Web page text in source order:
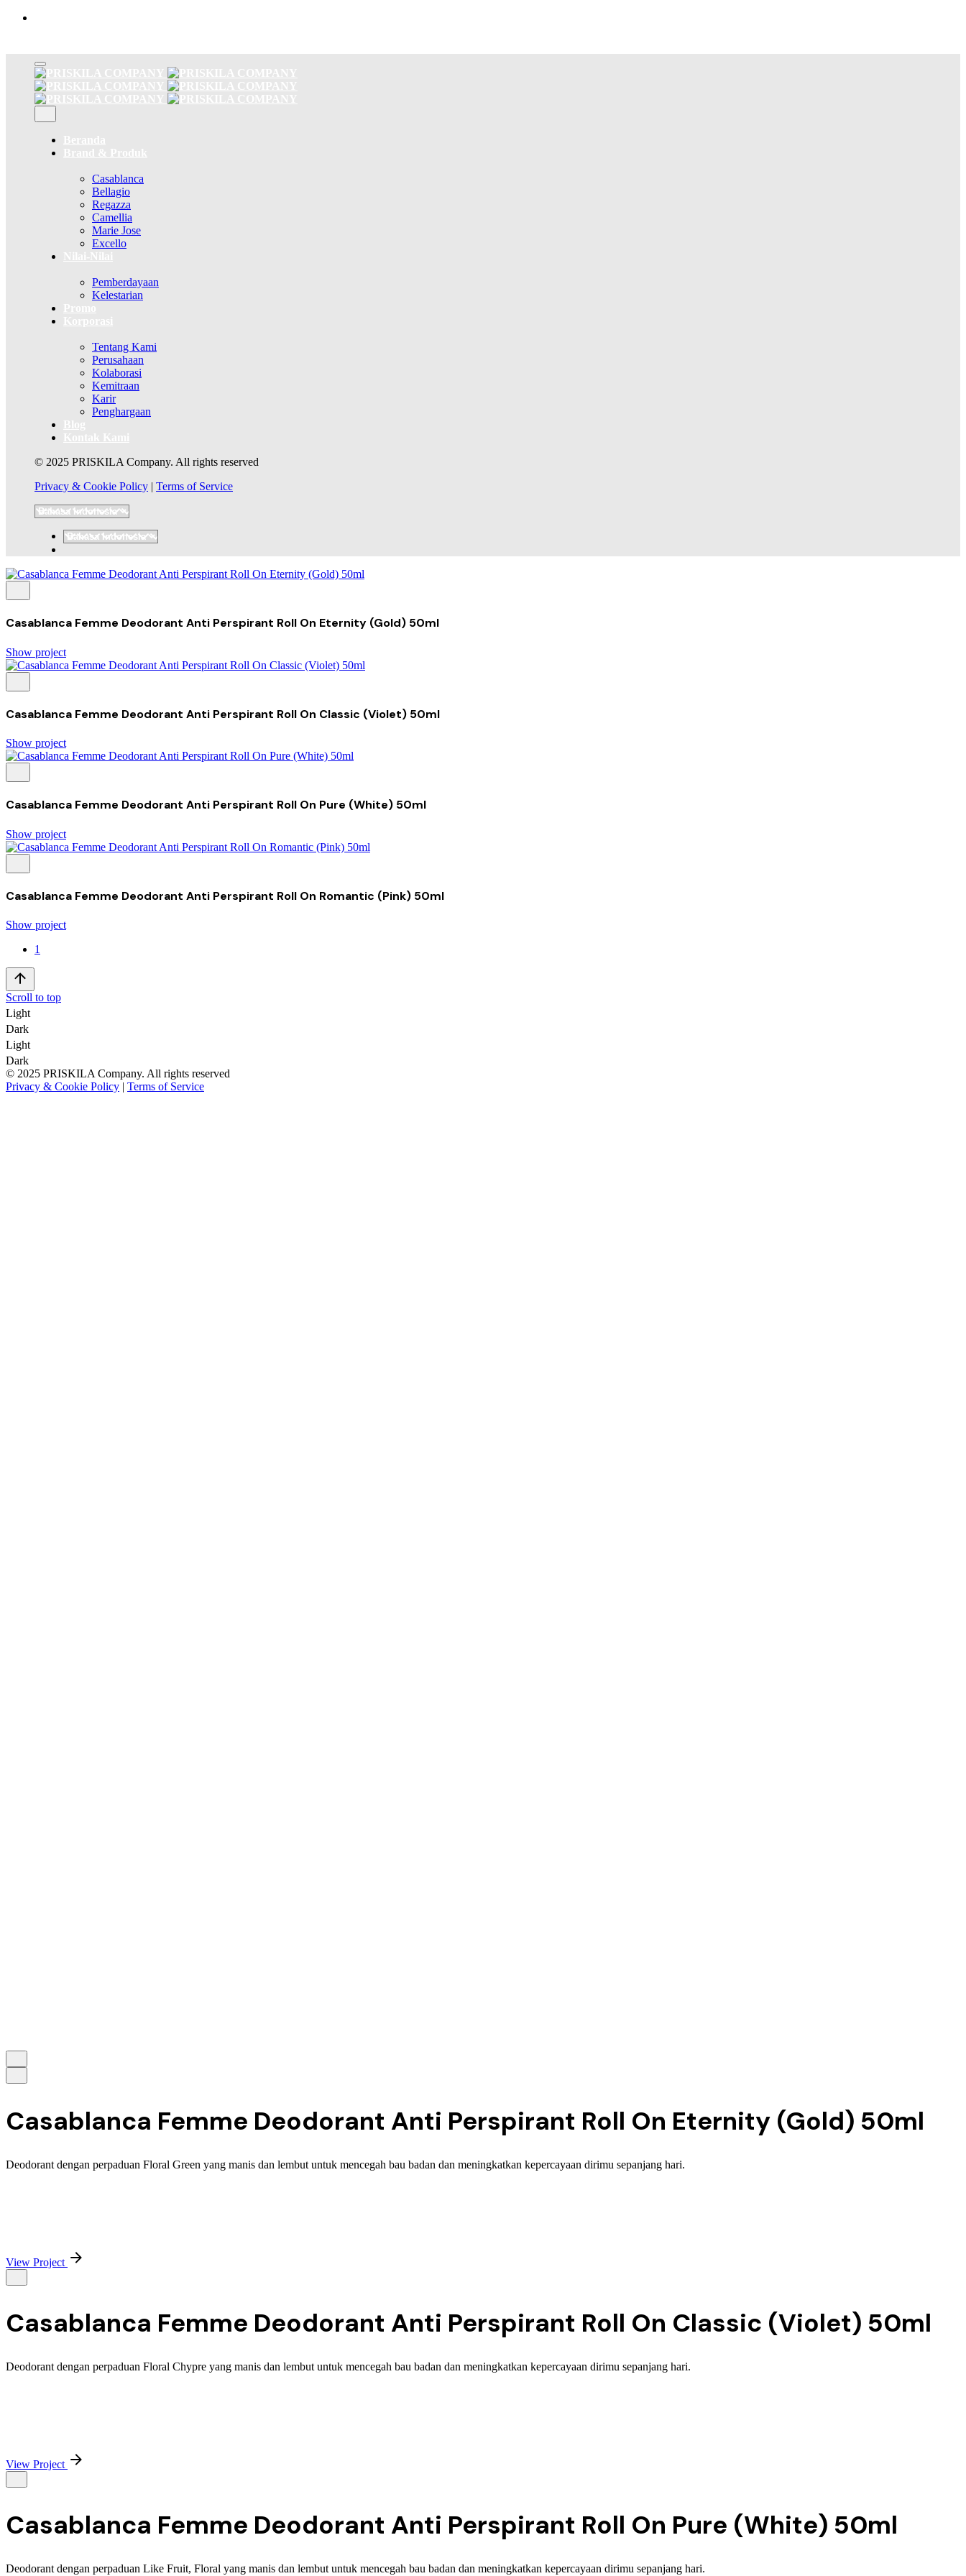
content
Casablanca
Bellagio
Regazza
Camellia
Marie Jose
Excello
Pemberdayaan
Kelestarian
Tentang Kami
Perusahaan
Kolaborasi
Kemitraan
Karir
Penghargaan
© 2025 PRISKILA Company. All rights reserved
Privacy & Cookie Policy | Terms of Service
Casablanca Femme Deodorant Anti Perspirant Roll On Eternity (Gold) 50ml
Show project
Casablanca Femme Deodorant Anti Perspirant Roll On Classic (Violet) 50ml
Show project
Casablanca Femme Deodorant Anti Perspirant Roll On Pure (White) 50ml
Show project
Casablanca Femme Deodorant Anti Perspirant Roll On Romantic (Pink) 50ml
Show project
1
Scroll to top
Light
Dark
Light
Dark
© 2025 PRISKILA Company. All rights reserved
Privacy & Cookie Policy | Terms of Service
Casablanca Femme Deodorant Anti Perspirant Roll On Eternity (Gold) 50ml
Deodorant dengan perpaduan Floral Green yang manis dan lembut untuk mencegah bau badan dan meningkatkan kepercayaan dirimu sepanjang hari.
View Project
Casablanca Femme Deodorant Anti Perspirant Roll On Classic (Violet) 50ml
Deodorant dengan perpaduan Floral Chypre yang manis dan lembut untuk mencegah bau badan dan meningkatkan kepercayaan dirimu sepanjang hari.
View Project
Casablanca Femme Deodorant Anti Perspirant Roll On Pure (White) 50ml
Deodorant dengan perpaduan Like Fruit, Floral yang manis dan lembut untuk mencegah bau badan dan meningkatkan kepercayaan dirimu sepanjang hari.